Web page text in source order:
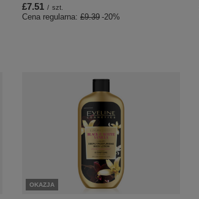
£7.51 / szt.
Cena regularna: £9.39 -20%
OKAZJA